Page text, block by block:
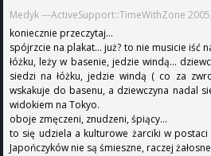
Medyk ---ActiveSupport::TimeWithZone
koniecznie przeczytaj...
spójrzcie na plakat... już? to nie musicie iść
łóżku, leży w basenie, jedzie windą...
siedzi na łóżku, jedzie windą ( co za
wskakuje do basenu, a dziewczyna nadal
widokiem na Tokyo.
oboje zmęczeni, znudzeni, śpiący...
to się udziela a kulturowe żarciki w
Japończyków nie są śmieszne, raczej żałosne